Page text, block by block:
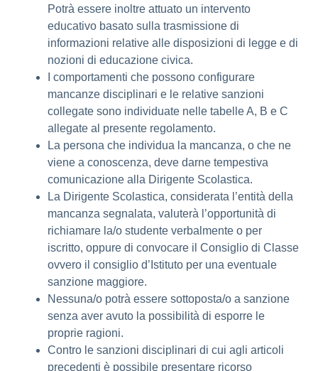
Potrà essere inoltre attuato un intervento
educativo basato sulla trasmissione di
informazioni relative alle disposizioni di legge e di
nozioni di educazione civica.
I comportamenti che possono configurare
mancanze disciplinari e le relative sanzioni
collegate sono individuate nelle tabelle A, B e C
allegate al presente regolamento.
La persona che individua la mancanza, o che ne
viene a conoscenza, deve darne tempestiva
comunicazione alla Dirigente Scolastica.
La Dirigente Scolastica, considerata l’entità della
mancanza segnalata, valuterà l’opportunità di
richiamare la/o studente verbalmente o per
iscritto, oppure di convocare il Consiglio di Classe
ovvero il consiglio d’Istituto per una eventuale
sanzione maggiore.
Nessuna/o potrà essere sottoposta/o a sanzione
senza aver avuto la possibilità di esporre le
proprie ragioni.
Contro le sanzioni disciplinari di cui agli articoli
precedenti è possibile presentare ricorso